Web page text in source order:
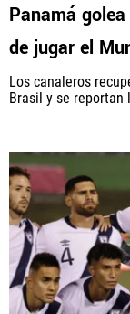
Panamá
de jugar el
Los canaleros
Brasil y se